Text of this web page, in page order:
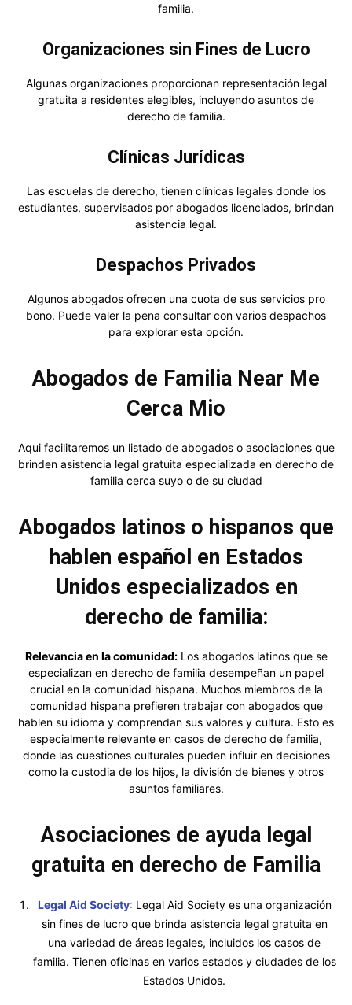
familia.
Organizaciones sin Fines de Lucro
Algunas organizaciones proporcionan representación legal
gratuita a residentes elegibles, incluyendo asuntos de
derecho de familia.
Clínicas Jurídicas
Las escuelas de derecho, tienen clínicas legales donde los
estudiantes, supervisados por abogados licenciados, brindan
asistencia legal.
Despachos Privados
Algunos abogados ofrecen una cuota de sus servicios pro
bono. Puede valer la pena consultar con varios despachos
para explorar esta opción.
Abogados de Familia Near Me
Cerca Mio
Aqui facilitaremos un listado de abogados o asociaciones que
brinden asistencia legal gratuita especializada en derecho de
familia cerca suyo o de su ciudad
Abogados latinos o hispanos que
hablen español en Estados
Unidos especializados en
derecho de familia:
Relevancia en la comunidad:Los abogados latinos que se
especializan en derecho de familia desempeñan un papel
crucial en la comunidad hispana. Muchos miembros de la
comunidad hispana prefieren trabajar con abogados que
hablen su idioma y comprendan sus valores y cultura. Esto es
especialmente relevante en casos de derecho de familia,
donde las cuestiones culturales pueden influir en decisiones
como la custodia de los hijos, la división de bienes y otros
asuntos familiares.
Asociaciones de ayuda legal
gratuita en derecho de Familia
Legal Aid Society: Legal Aid Society es una organización
sin fines de lucro que brinda asistencia legal gratuita en
una variedad de áreas legales, incluidos los casos de
familia. Tienen oficinas en varios estados y ciudades de los
Estados Unidos.